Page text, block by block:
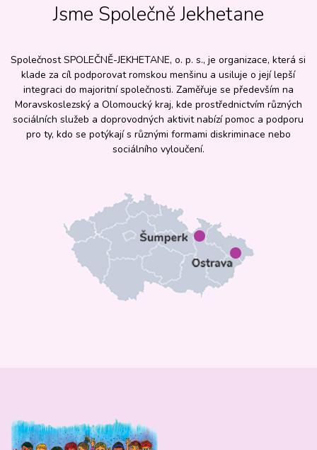
Jsme Společně Jekhetane
Společnost SPOLEČNĚ-JEKHETANE, o. p. s., je organizace, která si
klade za cíl podporovat romskou menšinu a usiluje o její lepší
integraci do majoritní společnosti. Zaměřuje se především na
Moravskoslezský a Olomoucký kraj, kde prostřednictvím různých
sociálních služeb a doprovodných aktivit nabízí pomoc a podporu
pro ty, kdo se potýkají s různými formami diskriminace nebo
sociálního vyloučení.